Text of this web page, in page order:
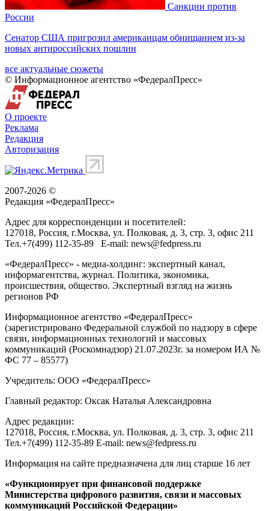
Санкции против
России
Сенатор США пригрозил американцам обнищанием из-за
новых антироссийских пошлин
все актуальные сюжеты
© Информационное агентство «ФедералПресс»
О проекте
Реклама
Редакция
Авторизация
2007-2026 ©
Редакция «ФедералПресс»
Адрес для корреспонденции и посетителей:
127018, Россия, г.Москва, ул. Полковая, д. 3, стр. 3, офис 211
Тел.+7(499) 112-35-89 E-mail: news@fedpress.ru
«ФедералПресс» - медиа-холдинг: экспертный канал,
информагентства, журнал. Политика, экономика,
происшествия, общество. Экспертный взгляд на жизнь
регионов РФ
Информационное агентство «ФедералПресс»
(зарегистрировано Федеральной службой по надзору в сфере
связи, информационных технологий и массовых
коммуникаций (Роскомнадзор) 21.07.2023г. за номером ИА №
ФС 77 – 85577)
Учредитель: ООО «ФедералПресс»
Главный редактор: Оксак Наталья Александровна
Адрес редакции:
127018, Россия, г.Москва, ул. Полковая, д. 3, стр. 3, офис 211
Тел.+7(499) 112-35-89 E-mail: news@fedpress.ru
Информация на сайте предназначена для лиц старше 16 лет
«Функционирует при финансовой поддержке
Министерства цифрового развития, связи и массовых
коммуникаций Российской Федерации»